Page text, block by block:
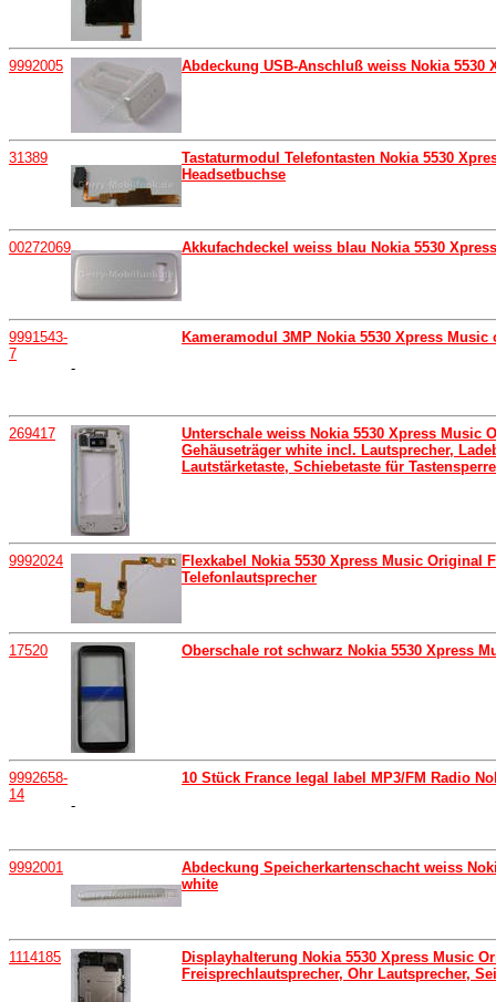
9992005 Abdeckung USB-Anschluß weiss Nokia
31389
Tastaturmodul Telefontasten Nokia 5530
Headsetbuchse
00272069 Akkufachdeckel weiss blau Nokia 5530
9991543-
7
-
Kameramodul 3MP Nokia 5530 Xpress
269417
Unterschale weiss Nokia 5530 Xpress Music
Gehäuseträger white incl. Lautsprecher,
Lautstärketaste, Schiebetaste für
9992024
Flexkabel Nokia 5530 Xpress Music Original
Telefonlautsprecher
17520 Oberschale rot schwarz Nokia 5530 Xpress
9992658-
14
-
10 Stück France legal label MP3/FM Radio
9992001
Abdeckung Speicherkartenschacht weiss
white
1114185
Displayhalterung Nokia 5530 Xpress Music
Freisprechlautsprecher, Ohr Lautsprecher,